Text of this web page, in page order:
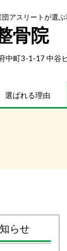
アスリートが選
骨院
中町3-1-17 中谷
選ばれる理由
らせ